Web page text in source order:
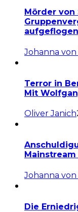
Mörder von
aufgeflogen
Johanna
Terror in
Mit
Oliver Janich
Johanna
Die